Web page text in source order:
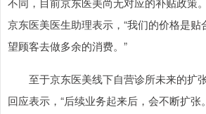
京东医美医生助理表示，“我们的价格是
望顾客去做多余的消费。”
至于京东医美线下自营诊所未来的扩
回应表示，“后续业务起来后，会不断扩张